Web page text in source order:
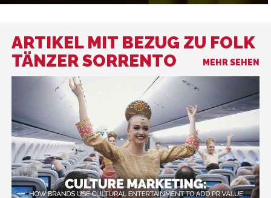
ARTIKEL MIT BEZUG ZU FOLK
TÄNZER SORRENTO
MEHR SEHEN